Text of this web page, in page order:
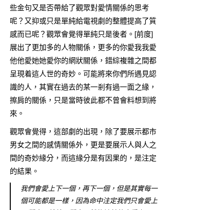
些金句又是否帶給了觀眾對愛情關係的思考
呢？又抑或只是單純給電視劇的整體提高了質
感而已呢？觀眾會覺得單純只是後者。[前度]
展出了更加多的人物關係，更多的你愛我我愛
他他愛她她愛你的網狀關係，錯綜複雜之間都
呈現着這人世的奇妙。可能將來你們所遇見認
識的人，其實在過去的某一剎有過一面之緣，
擦肩的關係，只是當時彼此都不曾會料想到將
來。
觀眾會覺得，這部劇的出現，除了要展示都市
男女之間的感情關係外，更是要展示人與人之
間的奇妙緣分，而這緣分是有因果的，是注定
的結果。
我們會愛上下一個，再下一個，但是其實每一
個可能都是一樣，因為命中注定我們只會愛上